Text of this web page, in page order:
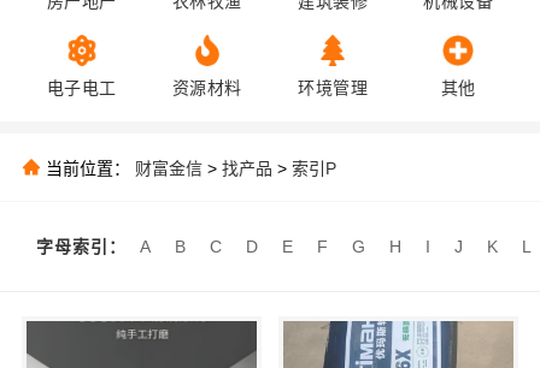
电子电工 资源材料 环境管理 其他
当前位置： 财富金信 > 找产品 > 索引P
字母索引： A B C D E F G H I J K L